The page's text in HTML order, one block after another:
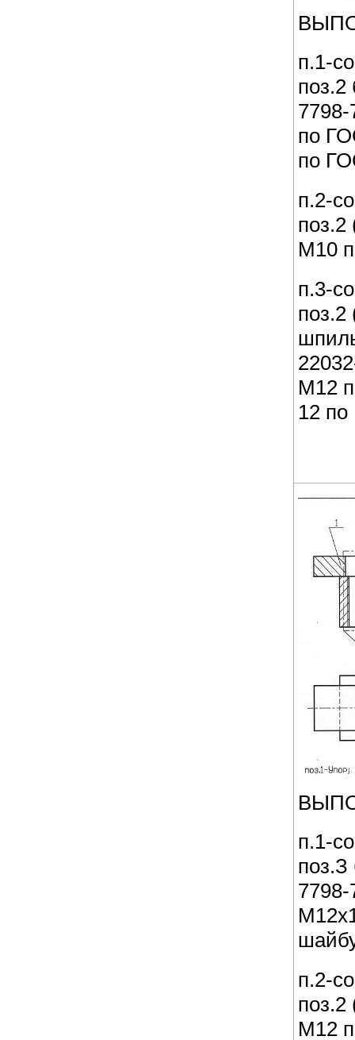
п.1-
7798-
по
по
п.2-
поз.2
М10
п.3-
поз.2
М12
12
п.1-
7798-
п.2-
поз.2
М12